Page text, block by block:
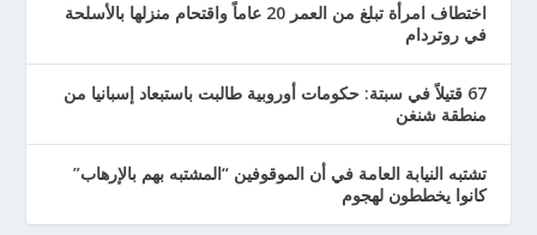
اختطاف امرأة تبلغ من العمر 20 عاماً واقتحام منزلها بالأسلحة
في روتردام
67 قتيلاً في سبتة: حكومات أوروبية طالبت باستبعاد إسبانيا من
منطقة شنغن
تشتبه النيابة العامة في أن الموقوفين “المشتبه بهم بالإرهاب”
كانوا يخططون لهجوم